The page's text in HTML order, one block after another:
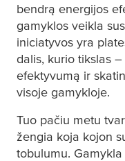
bendrą energijos
gamyklos veikla
iniciatyvos yra
dalis, kurio tikslas
efektyvumą ir
visoje gamykloje.
Tuo pačiu metu
žengia koja kojon
tobulumu.